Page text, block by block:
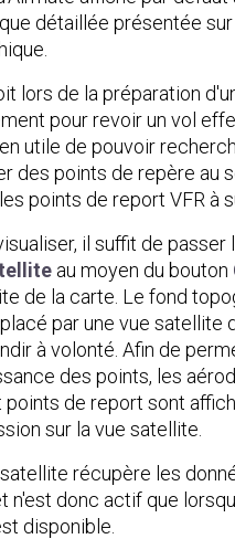
détaillée présentée sur
lors de la préparation
pour revoir un vol
utile de pouvoir
des points de repère au
points de report VFR à
il suffit de passer
au moyen du bouton
de la carte. Le fond
par une vue satellite
à volonté. Afin de
des points, les
points de report sont
sur la vue satellite.
récupère les
n'est donc actif que
disponible.